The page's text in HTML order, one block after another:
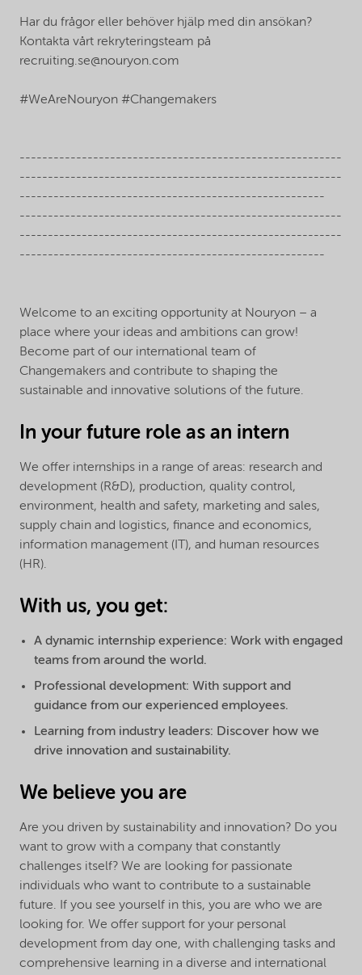
Har du frågor eller behöver hjälp med din ansökan?
Kontakta vårt rekryteringsteam på
recruiting.se@nouryon.com
#WeAreNouryon #Changemakers
---------------------------------------------------------
---------------------------------------------------------
------------------------------------------------------
---------------------------------------------------------
---------------------------------------------------------
------------------------------------------------------
Welcome to an exciting opportunity at Nouryon – a
place where your ideas and ambitions can grow!
Become part of our international team of
Changemakers and contribute to shaping the
sustainable and innovative solutions of the future.
In your future role as an intern
We offer internships in a range of areas: research and
development (R&D), production, quality control,
environment, health and safety, marketing and sales,
supply chain and logistics, finance and economics,
information management (IT), and human resources
(HR).
With us, you get:
A dynamic internship experience: Work with engaged
teams from around the world.
Professional development: With support and
guidance from our experienced employees.
Learning from industry leaders: Discover how we
drive innovation and sustainability.
We believe you are
Are you driven by sustainability and innovation? Do you
want to grow with a company that constantly
challenges itself? We are looking for passionate
individuals who want to contribute to a sustainable
future. If you see yourself in this, you are who we are
looking for. We offer support for your personal
development from day one, with challenging tasks and
comprehensive learning in a diverse and international